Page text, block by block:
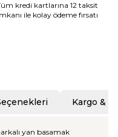
kredi kartlarına 12 taksit
ile kolay ödeme fırsatı
Kargo &
yan basamak